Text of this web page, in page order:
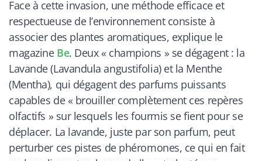
Face à cette invasion, une méthode efficace et
respectueuse de l’environnement consiste à
associer des plantes aromatiques, explique le
magazine Be. Deux « champions » se dégagent : la
Lavande (Lavandula angustifolia) et la Menthe
(Mentha), qui dégagent des parfums puissants
capables de « brouiller complètement ces repères
olfactifs » sur lesquels les fourmis se fient pour se
déplacer. La lavande, juste par son parfum, peut
perturber ces pistes de phéromones, ce qui en fait